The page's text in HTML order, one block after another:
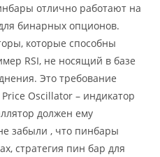
отлично работают на
бинарных опционов.
которые способны
RSI, не носящий в базе
Это требование
Oscillator – индикатор
должен ему
забыли , что пинбары
стратегия пин бар для